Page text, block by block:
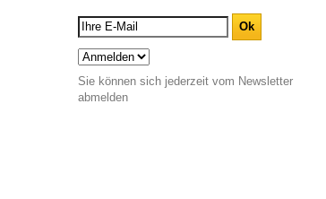
Sie können sich jederzeit vom Newsletter
abmelden